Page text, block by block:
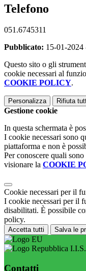
Telefono
051.6745311
Pubblicato: 15-01-2024
Questo sito o gli
cookie necessari al
COOKIE POLICY.
Personalizza Rifiuta
Gestione cookie
In questa schermata è
I cookie necessari sono
piattaforma e non è
Per conoscere quali
visionare la COOKIE
Cookie necessari per il
I cookie necessari per il
disabilitati. È possibile
policy.
Accetta tutti Salva le
Contatti